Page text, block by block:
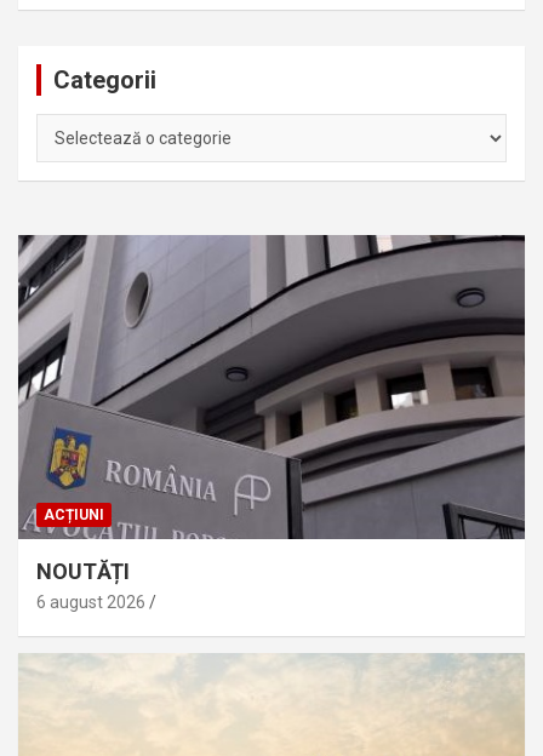
Categorii
ACȚIUNI
NOUTĂȚI
6 august 2026